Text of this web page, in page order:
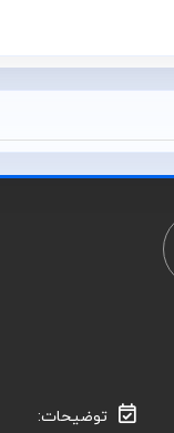
توضیحات: